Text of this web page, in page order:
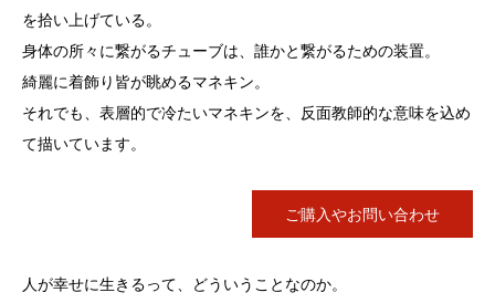
を拾い上げている。
身体の所々に繋がるチューブは、誰かと繋がるための装置。
綺麗に着飾り皆が眺めるマネキン。
それでも、表層的で冷たいマネキンを、反面教師的な意味を込め
て描いています。
ご購入やお問い合わせ
人が幸せに生きるって、どういうことなのか。